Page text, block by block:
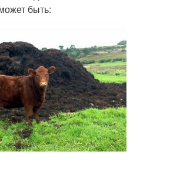
быть: